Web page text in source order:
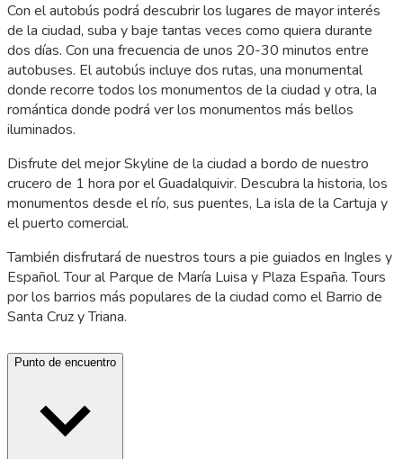
Con el autobús podrá descubrir los lugares de mayor interés
de la ciudad, suba y baje tantas veces como quiera durante
dos días. Con una frecuencia de unos 20-30 minutos entre
autobuses. El autobús incluye dos rutas, una monumental
donde recorre todos los monumentos de la ciudad y otra, la
romántica donde podrá ver los monumentos más bellos
iluminados.
Disfrute del mejor Skyline de la ciudad a bordo de nuestro
crucero de 1 hora por el Guadalquivir. Descubra la historia, los
monumentos desde el río, sus puentes, La isla de la Cartuja y
el puerto comercial.
También disfrutará de nuestros tours a pie guiados en Ingles y
Español. Tour al Parque de María Luisa y Plaza España. Tours
por los barrios más populares de la ciudad como el Barrio de
Santa Cruz y Triana.
Punto de encuentro